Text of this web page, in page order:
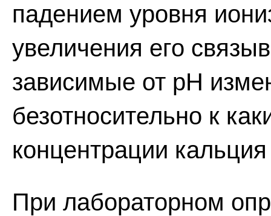
падением уровня
увеличения его
зависимые от рН
безотносительно к
концентрации
При лабораторном